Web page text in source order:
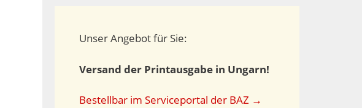
Unser Angebot für Sie:
Versand der Printausgabe in Ungarn!
Bestellbar im Serviceportal der BAZ →